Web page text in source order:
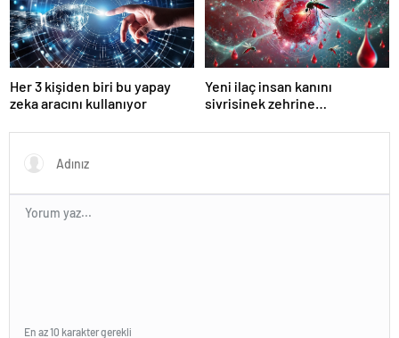
Her 3 kişiden biri bu yapay
zeka aracını kullanıyor
Yeni ilaç insan kanını
sivrisinek zehrine
En az 10 karakter gerekli